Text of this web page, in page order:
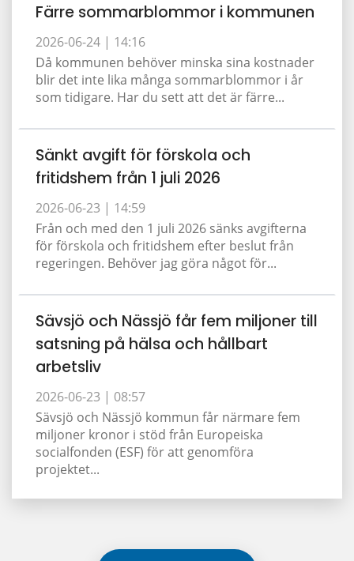
Färre sommarblommor i kommunen
2026-06-24 | 14:16
Då kommunen behöver minska sina kostnader
blir det inte lika många sommarblommor i år
som tidigare. Har du sett att det är färre...
Sänkt avgift för förskola och
fritidshem från 1 juli 2026
2026-06-23 | 14:59
Från och med den 1 juli 2026 sänks avgifterna
för förskola och fritidshem efter beslut från
regeringen. Behöver jag göra något för...
Sävsjö och Nässjö får fem miljoner till
satsning på hälsa och hållbart
arbetsliv
2026-06-23 | 08:57
Sävsjö och Nässjö kommun får närmare fem
miljoner kronor i stöd från Europeiska
socialfonden (ESF) för att genomföra
projektet...